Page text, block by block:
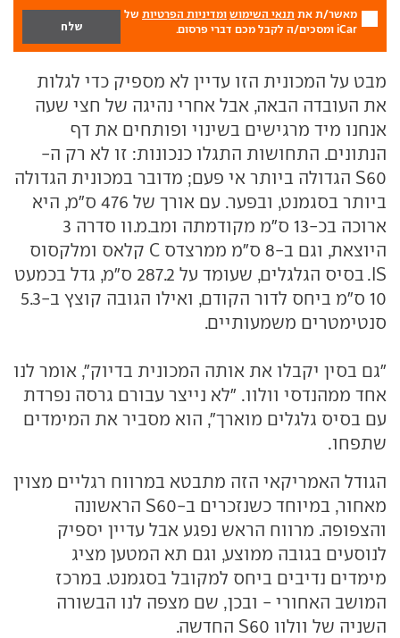
מאשר/ת את תנאי השימוש ומדיניות הפרטיות של
iCar ומסכים/ה לקבל מכם דברי פרסום.
מבט על המכונית הזו עדיין לא מספיק כדי לגלות
את העובדה הבאה, אבל אחרי נהיגה של חצי שעה
אנחנו מיד מרגישים בשינוי ופותחים את דף
הנתונים. התחושות התגלו כנכונות: זו לא רק ה-
S60 הגדולה ביותר אי פעם; מדובר במכונית הגדולה
ביותר בסגמנט, ובפער. עם אורך של 476 ס"מ, היא
ארוכה בכ-13 ס"מ מקודמתה ומב.מ.וו סדרה 3
היוצאת, וגם ב-8 ס"מ ממרצדס C קלאס ומלקסוס
IS. בסיס הגלגלים, שעומד על 287.2 ס"מ, גדל בכמעט
10 ס"מ ביחס לדור הקודם, ואילו הגובה קוצץ ב-5.3
סנטימטרים משמעותיים.
"גם בסין יקבלו את אותה המכונית בדיוק", אומר לנו
אחד ממהנדסי וולוו. "לא נייצר עבורם גרסה נפרדת
עם בסיס גלגלים מוארך", הוא מסביר את המימדים
שתפחו.
הגודל האמריקאי הזה מתבטא במרווח רגליים מצוין
מאחור, במיוחד כשנזכרים ב-S60 הראשונה
והצפופה. מרווח הראש נפגע אבל עדיין יספיק
לנוסעים בגובה ממוצע, וגם תא המטען מציג
מימדים נדיבים ביחס למקובל בסגמנט. במרכז
המושב האחורי - ובכן, שם מצפה לנו הבשורה
השניה של וולוו S60 החדשה.